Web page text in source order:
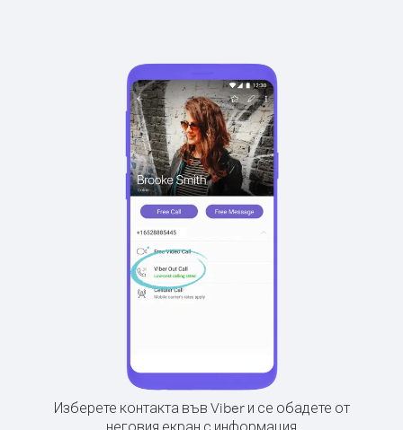
Изберете контакта във Viber и се обадете от
неговия екран с информация